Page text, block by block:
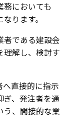
においても
ります。
者である建設会
理解し、検討す
直接的に指示
ぎ、発注者を通
う、間接的な業